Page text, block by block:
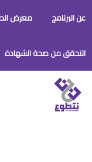
عن البرنامج معرض
التحقق من صحة الشهادة